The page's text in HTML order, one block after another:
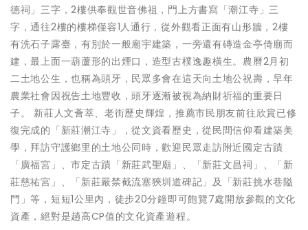
德祠」三字，2樓供奉觀世音佛祖，門上方書寫「潮江寺」三
字，通往2樓的樓梯僅容1人通行，從外觀看正面有山形牆，2樓
有洗石子露臺，有別於一般廟宇建築，一旁還有磚造金亭倚廟而
建，最上面一葫蘆形的出煙口，造型古樸逸趣橫生。農曆2月初
二土地公生，也稱為頭牙，民眾多會在這天向土地公祝壽，早年
農業社會因祝告土地豐收，頭牙逐漸被視為納財祈福的重要日
子。 新莊人文薈萃、老街歷史輝煌，推薦市民朋友前往欣賞已修
復完成的「新莊潮江寺」，從文資看歷史，從民間信仰看建築美
學，拜訪守護鄉里的土地公同時，歡迎民眾走訪附近國定古蹟
「廣福宮」、市定古蹟「新莊武聖廟」、「新莊文昌祠」、「新
莊慈祐宮」、「新莊嚴禁截流塞狹圳道碑記」及「新莊挑水巷隘
門」等，短短1公里內，徒步20分鐘即可飽覽7處開放參觀的文化
資產，絕對是趟高CP值的文化資產遊程。